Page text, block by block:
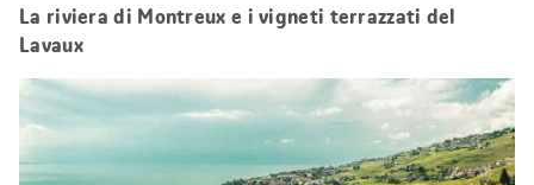
La riviera di Montreux e i vigneti terrazzati del
Lavaux